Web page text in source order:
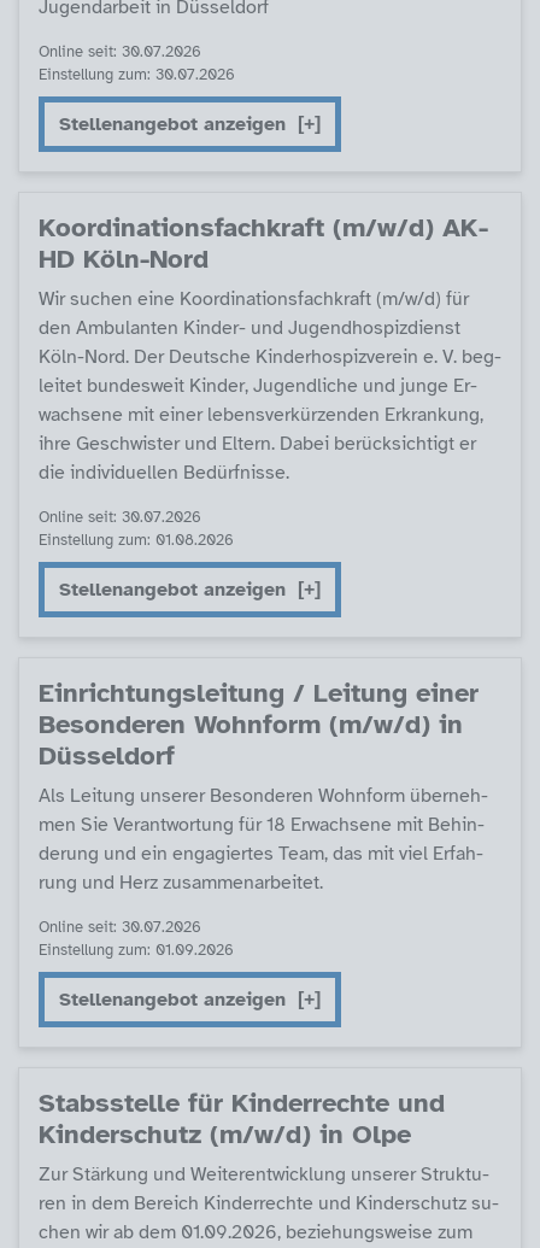
Ju­gend­ar­beit in Düs­sel­dorf
Online seit: 30.07.2026
Einstellung zum: 30.07.2026
Stellenangebot anzeigen
Ko­or­di­na­ti­ons­fach­kraft (m/w/d) AK­
HD Köln-Nord
Wir su­chen ei­ne Ko­or­di­na­ti­ons­fach­kraft (m/w/d) für
den Am­bu­lan­ten Kin­der- und Ju­gend­ho­spiz­di­enst
Köln-Nord. Der Deut­sche Kin­der­ho­spiz­ve­r­ein e. V. be­g­
lei­tet bun­des­weit Kin­der, Ju­gend­li­che und jun­ge Er­
wach­se­ne mit ei­ner le­bens­ver­kür­zen­den Er­kran­kung,
ih­re Ge­schwis­ter und El­tern. Da­bei be­rück­sich­tigt er
die in­di­vi­du­el­len Be­dürf­nis­se.
Online seit: 30.07.2026
Einstellung zum: 01.08.2026
Stellenangebot anzeigen
Ein­rich­tungs­lei­tung / Lei­tung ei­ner
Be­son­de­ren Wohn­form (m/w/d) in
Düs­sel­dorf
Als Lei­tung un­se­rer Be­son­de­ren Wohn­form über­neh­
men Sie Ver­ant­wor­tung für 18 Er­wach­se­ne mit Be­hin­
de­rung und ein en­ga­gier­tes Team, das mit viel Er­fah­
rung und Herz zu­sam­men­ar­bei­tet.
Online seit: 30.07.2026
Einstellung zum: 01.09.2026
Stellenangebot anzeigen
Stabs­s­tel­le für Kin­der­rech­te und
Kin­der­schutz (m/w/d) in Ol­pe
Zur Stär­kung und Wei­ter­ent­wick­lung un­se­rer Struk­tu­
ren in dem Be­reich Kin­der­rech­te und Kin­der­schutz su­
chen wir ab dem 01.09.2026, be­zie­hungs­wei­se zum